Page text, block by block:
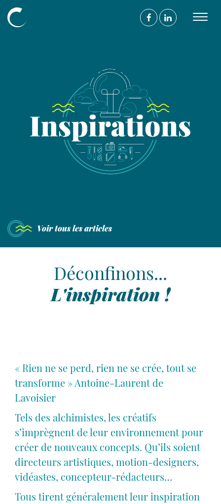
Nos mécénats
L’équipe
Blog
On parle de vous
Nous
rencontrer
49 avenue de Wagram
75017 Paris
contact@agence-bathyscaphe.fr
Voir tous les articles
Déconfinons...
L'inspiration !
« Rien ne se perd, rien ne se crée, tout se
transforme » Antoine-Laurent de
Lavoisier
Tels des alchimistes, les créatifs
s’imprègnent de leur environnement pour
créer de nouveaux concepts. Qu’ils soient
directeurs artistiques, motion-designers,
vidéastes, concepteur-rédacteurs…
Tous tirent généralement leur inspiration